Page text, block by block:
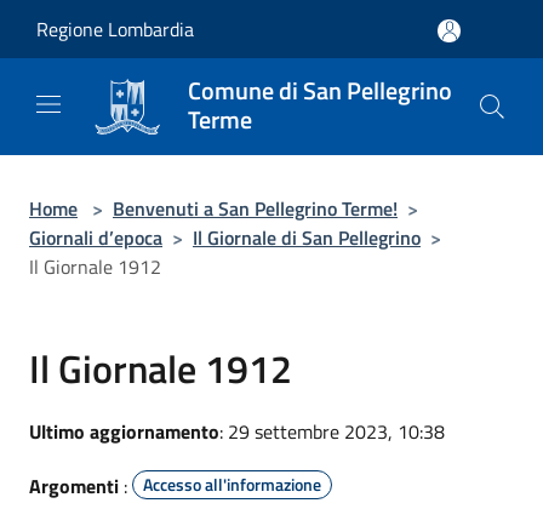
Regione Lombardia
Comune di San Pellegrino
Terme
Home > Benvenuti a San Pellegrino Terme! >
Giornali d’epoca > Il Giornale di San Pellegrino >
Il Giornale 1912
Il Giornale 1912
Ultimo aggiornamento: 29 settembre 2023, 10:38
Argomenti : Accesso all'informazione